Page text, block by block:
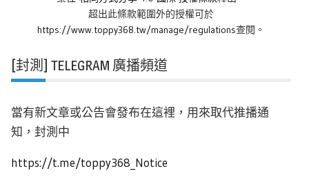
超出此條款範圍外的授權可於
https://www.toppy368.tw/manage/regulations查閱。
[封測] TELEGRAM 廣播頻道
當有新文章或公告會發布在這裡，用來取代推播通
知，封測中
https://t.me/toppy368_Notice